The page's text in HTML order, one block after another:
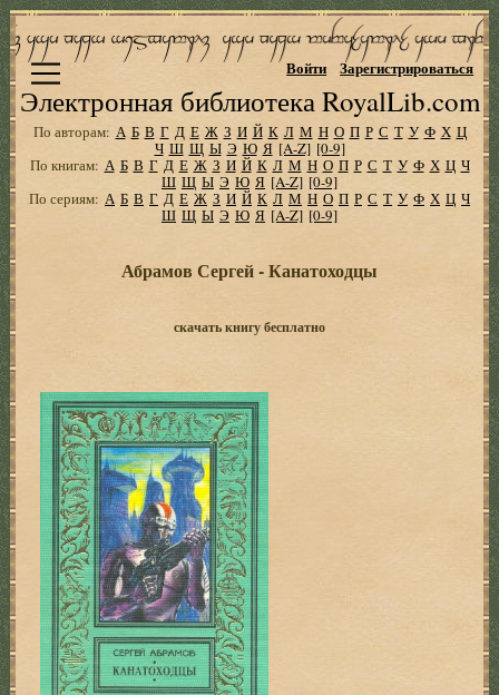
Электронная библиотека RoyalLib.com
Войти Зарегистрироваться
По авторам: А Б В Г Д Е Ж З И Й К Л М Н О П Р С Т У Ф Х Ц
Ч Ш Щ Ы Э Ю Я [A-Z] [0-9]
По книгам: А Б В Г Д Е Ж З И Й К Л М Н О П Р С Т У Ф Х Ц Ч
Ш Щ Ы Э Ю Я [A-Z] [0-9]
По сериям: А Б В Г Д Е Ж З И Й К Л М Н О П Р С Т У Ф Х Ц Ч
Ш Щ Ы Э Ю Я [A-Z] [0-9]
Абрамов Сергей - Канатоходцы
скачать книгу бесплатно